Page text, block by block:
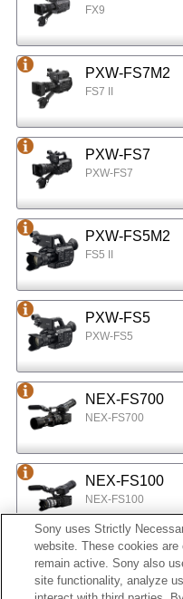
FX9
PXW-FS7M2
FS7 II
PXW-FS7
PXW-FS7
PXW-FS5M2
FS5 II
PXW-FS5
PXW-FS5
NEX-FS700
NEX-FS700
NEX-FS100
NEX-FS100
NEX-EA50
NEX-EA50
Sony uses Strictly
website. These cookies
remain active. Sony also
site functionality, analyze